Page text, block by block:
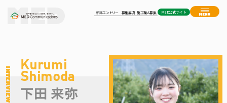
新卒エントリー 募集要項 施工職人募集 MED公式サイト
Kurumi
Shimoda
下田 来弥